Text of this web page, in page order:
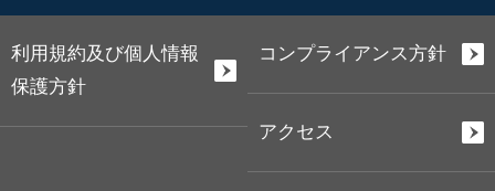
利用規約及び個人情報
保護方針
コンプライアンス方針
アクセス